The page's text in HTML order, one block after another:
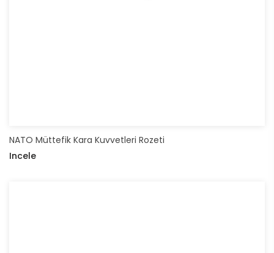
NATO Müttefik Kara Kuvvetleri Rozeti
Incele